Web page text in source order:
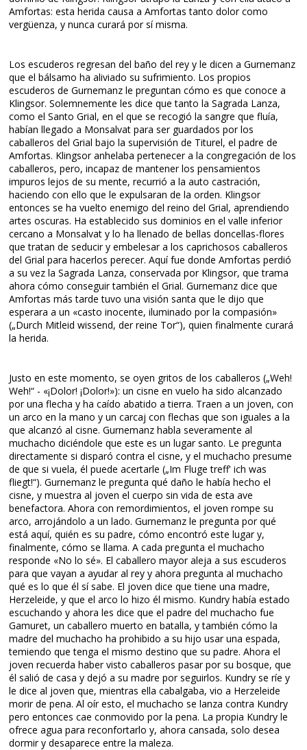
Amfortas: esta herida causa a Amfortas tanto dolor como
vergüenza, y nunca curará por sí misma.
Los escuderos regresan del baño del rey y le dicen a Gurnemanz
que el bálsamo ha aliviado su sufrimiento. Los propios
escuderos de Gurnemanz le preguntan cómo es que conoce a
Klingsor. Solemnemente les dice que tanto la Sagrada Lanza,
como el Santo Grial, en el que se recogió la sangre que fluía,
habían llegado a Monsalvat para ser guardados por los
caballeros del Grial bajo la supervisión de Titurel, el padre de
Amfortas. Klingsor anhelaba pertenecer a la congregación de los
caballeros, pero, incapaz de mantener los pensamientos
impuros lejos de su mente, recurrió a la auto castración,
haciendo con ello que le expulsaran de la orden. Klingsor
entonces se ha vuelto enemigo del reino del Grial, aprendiendo
artes oscuras. Ha establecido sus dominios en el valle inferior
cercano a Monsalvat y lo ha llenado de bellas doncellas-flores
que tratan de seducir y embelesar a los caprichosos caballeros
del Grial para hacerlos perecer. Aquí fue donde Amfortas perdió
a su vez la Sagrada Lanza, conservada por Klingsor, que trama
ahora cómo conseguir también el Grial. Gurnemanz dice que
Amfortas más tarde tuvo una visión santa que le dijo que
esperara a un «casto inocente, iluminado por la compasión»
(„Durch Mitleid wissend, der reine Tor“), quien finalmente curará
la herida.
Justo en este momento, se oyen gritos de los caballeros („Weh!
Weh!“ - «¡Dolor! ¡Dolor!»): un cisne en vuelo ha sido alcanzado
por una flecha y ha caído abatido a tierra. Traen a un joven, con
un arco en la mano y un carcaj con flechas que son iguales a la
que alcanzó al cisne. Gurnemanz habla severamente al
muchacho diciéndole que este es un lugar santo. Le pregunta
directamente si disparó contra el cisne, y el muchacho presume
de que si vuela, él puede acertarle („Im Fluge treff' ich was
fliegt!“). Gurnemanz le pregunta qué daño le había hecho el
cisne, y muestra al joven el cuerpo sin vida de esta ave
benefactora. Ahora con remordimientos, el joven rompe su
arco, arrojándolo a un lado. Gurnemanz le pregunta por qué
está aquí, quién es su padre, cómo encontró este lugar y,
finalmente, cómo se llama. A cada pregunta el muchacho
responde «No lo sé». El caballero mayor aleja a sus escuderos
para que vayan a ayudar al rey y ahora pregunta al muchacho
qué es lo que él sí sabe. El joven dice que tiene una madre,
Herzeleide, y que el arco lo hizo él mismo. Kundry había estado
escuchando y ahora les dice que el padre del muchacho fue
Gamuret, un caballero muerto en batalla, y también cómo la
madre del muchacho ha prohibido a su hijo usar una espada,
temiendo que tenga el mismo destino que su padre. Ahora el
joven recuerda haber visto caballeros pasar por su bosque, que
él salió de casa y dejó a su madre por seguirlos. Kundry se ríe y
le dice al joven que, mientras ella cabalgaba, vio a Herzeleide
morir de pena. Al oír esto, el muchacho se lanza contra Kundry
pero entonces cae conmovido por la pena. La propia Kundry le
ofrece agua para reconfortarlo y, ahora cansada, solo desea
dormir y desaparece entre la maleza.